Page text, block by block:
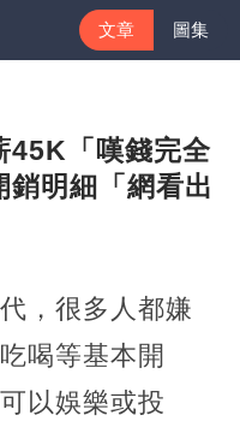
文章 圖集
45K「嘆錢完全
明細「網看出
，很多人都嫌
喝等基本開
以娛樂或投